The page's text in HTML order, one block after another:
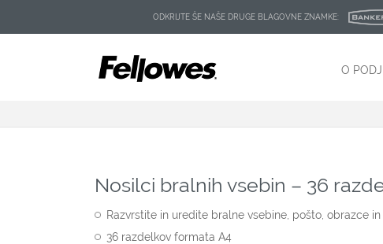
ODKRIJTE ŠE NAŠE DRUGE BLAGOVNE ZNAMKE:
O
Nosilci bralnih vsebin – 36
Razvrstite in uredite bralne vsebine, pošto, obrazce
36 razdelkov formata A4